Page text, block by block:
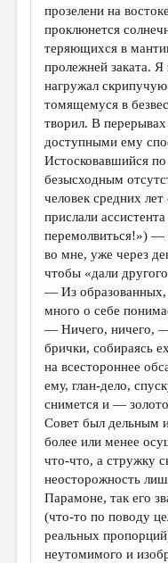
прозелени на
проклюнется
теряющихся в
пролежней заката.
нагружал
томящемуся в
творил. В
доступными ему
Истосковавшийся
безысходным
человек средних
прислали
перемолвиться!») —
во мне, уже через
чтобы «дали
— Из
много о себе
— Ничего, ничего, —
брички, собираясь
на всестороннее
ему, глан-дело,
снимется и —
Совет был дельным
более или менее
что-что, а стружку
неосторожность
Парамоне, так его
(что-то по поводу
реальных
неутомимого и